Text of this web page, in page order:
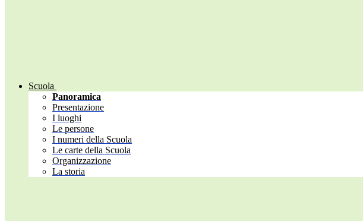
Scuola
Panoramica
Presentazione
I luoghi
Le persone
I numeri della Scuola
Le carte della Scuola
Organizzazione
La storia